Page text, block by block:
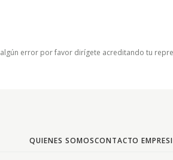
algún error por favor dirígete acreditando tu
QUIENES SOMOSCONTACTO